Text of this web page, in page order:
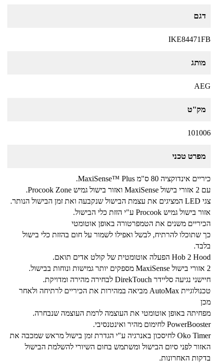
דגם
IKE84471FB
מותג
AEG
מק"ט
101006
מפרט טכני
כיריים אינדוקציה 80 ס"מ MaxiSense™ Plus.
עם 2 אזורי בישול MaxiSense ואזור בישול גמיש Procook Zone.
צגי LED המציגים את עצמת הבישול שנקבעה ואת זמן הבישול הנותר.
אזור בישול גמיש Procook ע"י הזזת כלי הבישול.
הכיריים משנים את הטמפרטורה באופן אוטומטי
כך שתוכלו להרתיח, לבשל ואפילו לשמור על חום בהזזת כלי בישול
בלבד.
Hob 2 Hood הפעלה אוטומטית של קולט אדים תואם.
2 אזורי בישול MaxiSense מספקים יותר גמישות ונוחות בבישול.
חיישני נגיעה סליידר DirekTouch לבחירה מהירה ומדויקת.
טכנולוגיית AutoMax מביאה במהירות את הכיריים לרתיחה ולאחר
מכן
מפחיתה באופן אוטומטי את העוצמה לרמת העוצמה שנבחרה.
PowerBooster לחימום מהיר ואינטנסיבי.
Oko Timer לחיסכון באנרגיה ע"י הגדרת זמן בישול מראש שמכבה את
האזור לפני סיום הבישול ומשתמש בחום השיורי להשלמת הבישול
בדקות האחרונות.